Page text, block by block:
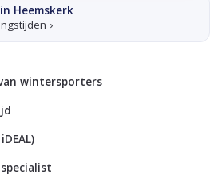
Heemskerk
›
wintersporters